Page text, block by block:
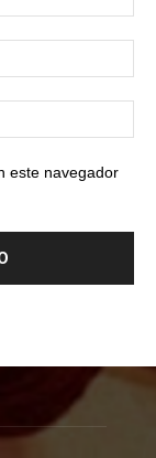
este navegador